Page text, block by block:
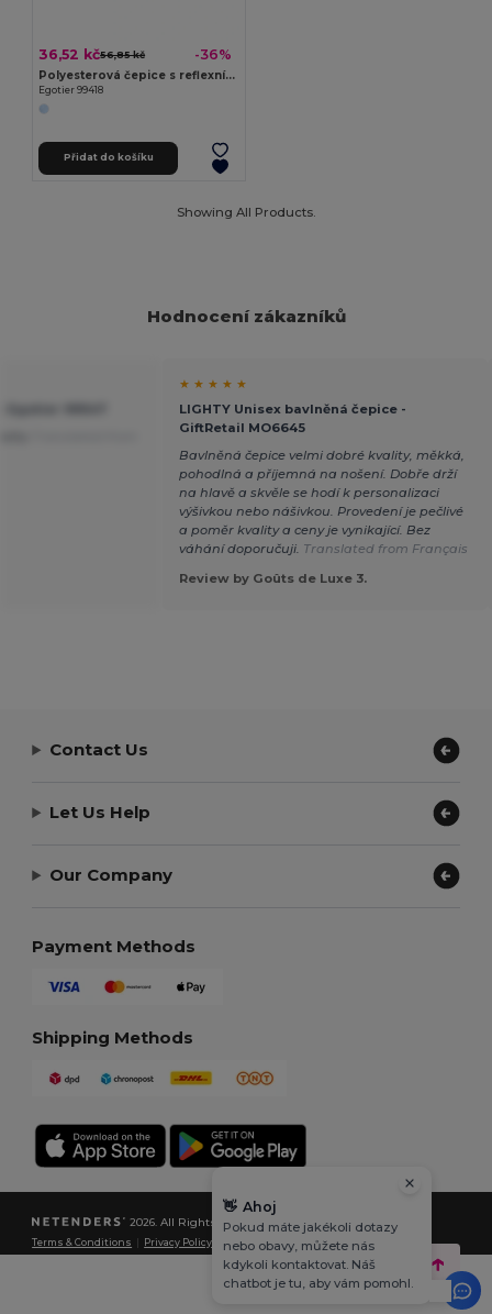
36,52 kč56,85 kč -36%
Polyesterová čepice s reflexními prvky
Egotier 99418
Přidat do košíku
Showing All Products.
Hodnocení zákazníků
★ ★ ★ ★ ★
LIGHTY Unisex bavlněná čepice -
GiftRetail MO6645
Bavlněná čepice velmi dobré kvality, měkká,
pohodlná a příjemná na nošení. Dobře drží
na hlavě a skvěle se hodí k personalizaci
výšivkou nebo nášivkou. Provedení je pečlivé
a poměr kvality a ceny je vynikající. Bez
váhání doporučuji. Translated from Français
Review by Goûts de Luxe 3.
Contact Us
Let Us Help
Our Company
Payment Methods
Shipping Methods
2026. All Rights Reserved
Terms & Conditions Privacy Policy |Cookies Policy |Site Map
👋 Ahoj
Pokud máte jakékoli dotazy
nebo obavy, můžete nás
kdykoli kontaktovat. Náš
chatbot je tu, aby vám pomohl.